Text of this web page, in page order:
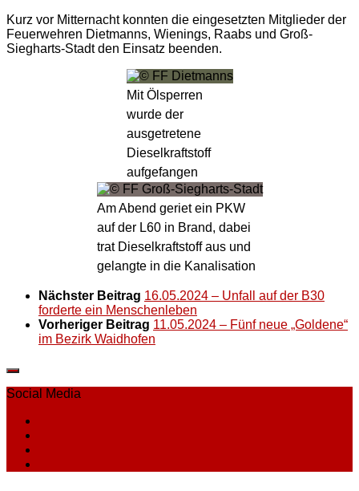
Kurz vor Mitternacht konnten die eingesetzten Mitglieder der
Feuerwehren Dietmanns, Wienings, Raabs und Groß-
Siegharts-Stadt den Einsatz beenden.
Mit Ölsperren
wurde der
ausgetretene
Dieselkraftstoff
aufgefangen
Am Abend geriet ein PKW
auf der L60 in Brand, dabei
trat Dieselkraftstoff aus und
gelangte in die Kanalisation
Nächster Beitrag 16.05.2024 – Unfall auf der B30
forderte ein Menschenleben
Vorheriger Beitrag 11.05.2024 – Fünf neue „Goldene“
im Bezirk Waidhofen
Social Media